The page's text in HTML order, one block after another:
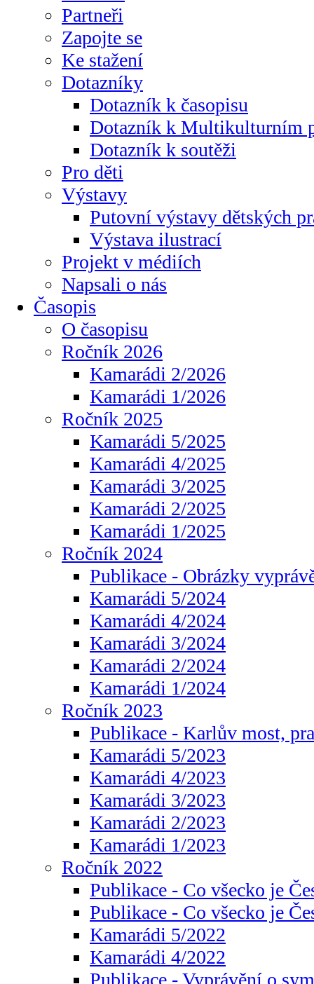
Partneři
Zapojte se
Ke stažení
Dotazníky
Dotazník k časopisu
Dotazník k Multikulturním
Dotazník k soutěži
Pro děti
Výstavy
Putovní výstavy dětských
Výstava ilustrací
Projekt v médiích
Napsali o nás
Časopis
O časopisu
Ročník 2026
Kamarádi 2/2026
Kamarádi 1/2026
Ročník 2025
Kamarádi 5/2025
Kamarádi 4/2025
Kamarádi 3/2025
Kamarádi 2/2025
Kamarádi 1/2025
Ročník 2024
Publikace - Obrázky
Kamarádi 5/2024
Kamarádi 4/2024
Kamarádi 3/2024
Kamarádi 2/2024
Kamarádi 1/2024
Ročník 2023
Publikace - Karlův most,
Kamarádi 5/2023
Kamarádi 4/2023
Kamarádi 3/2023
Kamarádi 2/2023
Kamarádi 1/2023
Ročník 2022
Publikace - Co všecko je
Publikace - Co všecko je
Kamarádi 5/2022
Kamarádi 4/2022